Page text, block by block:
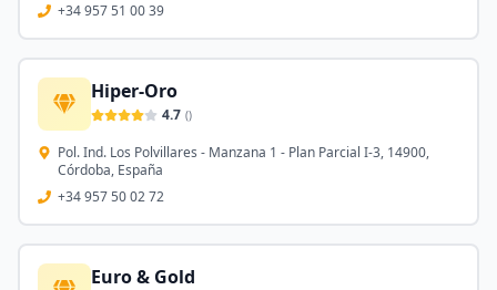
+34 957 51 00 39
Hiper-Oro
4.7 ()
Pol. Ind. Los Polvillares - Manzana 1 - Plan Parcial I-3, 14900,
Córdoba, España
+34 957 50 02 72
Euro & Gold